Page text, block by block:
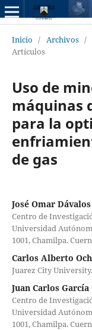
Inicio / Archivos /
Artículos
Uso de
máquinas
para la
de gas
José Omar
Centro de
Universidad
1001, Chamilpa.
Carlos Alberto
Juarez City
Juan Carlos
Centro de
Universidad
1001, Chamilpa.